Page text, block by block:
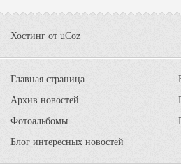
Хостинг от uCoz
Главная страница
Архив новостей
Фотоальбомы
Блог интересных новостей